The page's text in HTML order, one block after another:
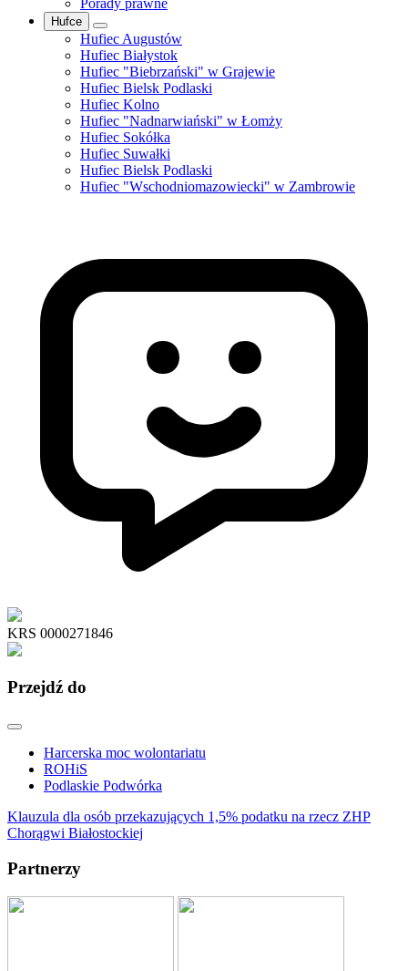
Porady prawne
Hufce
Hufiec Augustów
Hufiec Białystok
Hufiec "Biebrzański" w Grajewie
Hufiec Bielsk Podlaski
Hufiec Kolno
Hufiec "Nadnarwiański" w Łomży
Hufiec Sokółka
Hufiec Suwałki
Hufiec Bielsk Podlaski
Hufiec "Wschodniomazowiecki" w Zambrowie
KRS 0000271846
Przejdź do
Harcerska moc wolontariatu
ROHiS
Podlaskie Podwórka
Klauzula dla osób przekazujących 1,5% podatku na rzecz ZHP
Chorągwi Białostockiej
Partnerzy